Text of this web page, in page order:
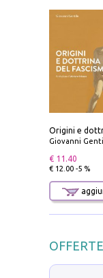
Origini e
Giovanni
€ 11.40
€ 12.00 -5 %